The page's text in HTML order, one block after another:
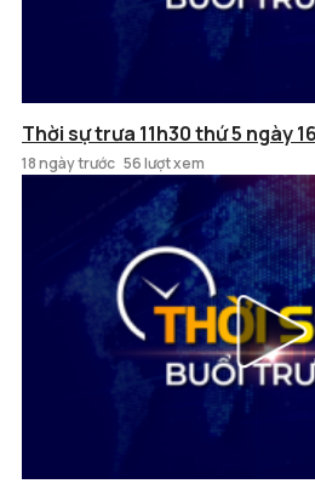
Thời sự trưa 11h30 thứ 5 ngày
18 ngày trước 56 lượt xem